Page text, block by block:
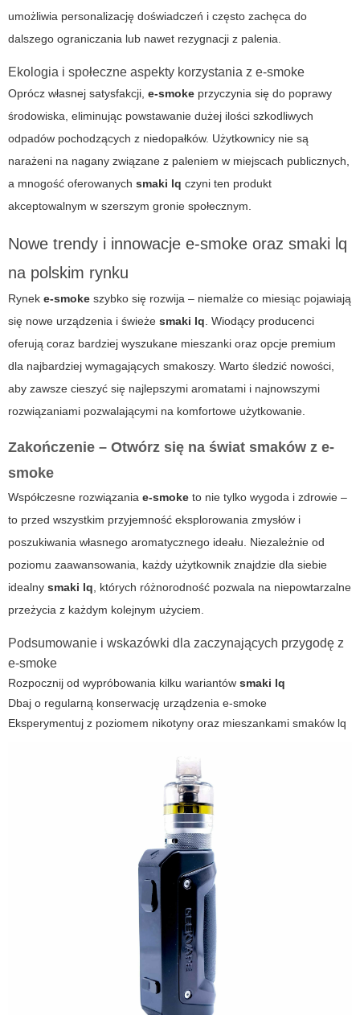
umożliwia personalizację doświadczeń i często zachęca do
dalszego ograniczania lub nawet rezygnacji z palenia.
Ekologia i społeczne aspekty korzystania z e-smoke
Oprócz własnej satysfakcji, e-smoke przyczynia się do poprawy
środowiska, eliminując powstawanie dużej ilości szkodliwych
odpadów pochodzących z niedopałków. Użytkownicy nie są
narażeni na nagany związane z paleniem w miejscach publicznych,
a mnogość oferowanych smaki lq czyni ten produkt
akceptowalnym w szerszym gronie społecznym.
Nowe trendy i innowacje e-smoke oraz smaki lq
na polskim rynku
Rynek e-smoke szybko się rozwija – niemalże co miesiąc pojawiają
się nowe urządzenia i świeże smaki lq . Wiodący producenci
oferują coraz bardziej wyszukane mieszanki oraz opcje premium
dla najbardziej wymagających smakoszy. Warto śledzić nowości,
aby zawsze cieszyć się najlepszymi aromatami i najnowszymi
rozwiązaniami pozwalającymi na komfortowe użytkowanie.
Zakończenie – Otwórz się na świat smaków z e-
smoke
Współczesne rozwiązania e-smoke to nie tylko wygoda i zdrowie –
to przed wszystkim przyjemność eksplorowania zmysłów i
poszukiwania własnego aromatycznego ideału. Niezależnie od
poziomu zaawansowania, każdy użytkownik znajdzie dla siebie
idealny smaki lq , których różnorodność pozwala na niepowtarzalne
przeżycia z każdym kolejnym użyciem.
Podsumowanie i wskazówki dla zaczynających przygodę z
e-smoke
Rozpocznij od wypróbowania kilku wariantów smaki lq
Dbaj o regularną konserwację urządzenia e-smoke
Eksperymentuj z poziomem nikotyny oraz mieszankami smaków lq